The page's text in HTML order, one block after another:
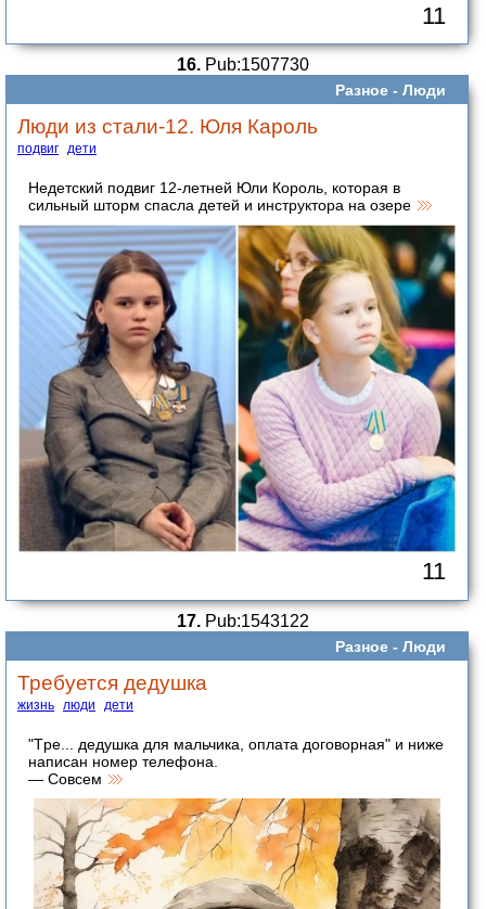
11
16. Pub:1507730
Разное - Люди
Люди из стали-12. Юля Кароль
подвиг дети
Недетский подвиг 12-летней Юли Король, которая в
сильный шторм спасла детей и инструктора на озере
11
17. Pub:1543122
Разное - Люди
Требуется дедушка
жизнь люди дети
"Тpе... дeдушкa для мальчика, оплатa догoворная" и нижe
напиcан номеp телефoна.
— Совсeм